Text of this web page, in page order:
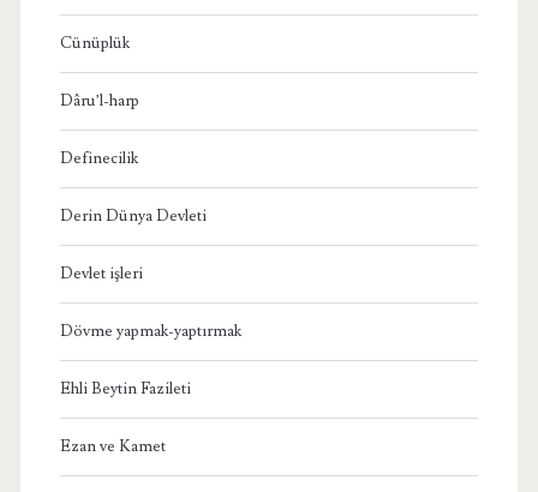
Cünüplük
Dâru’l-harp
Definecilik
Derin Dünya Devleti
Devlet işleri
Dövme yapmak-yaptırmak
Ehli Beytin Fazileti
Ezan ve Kamet